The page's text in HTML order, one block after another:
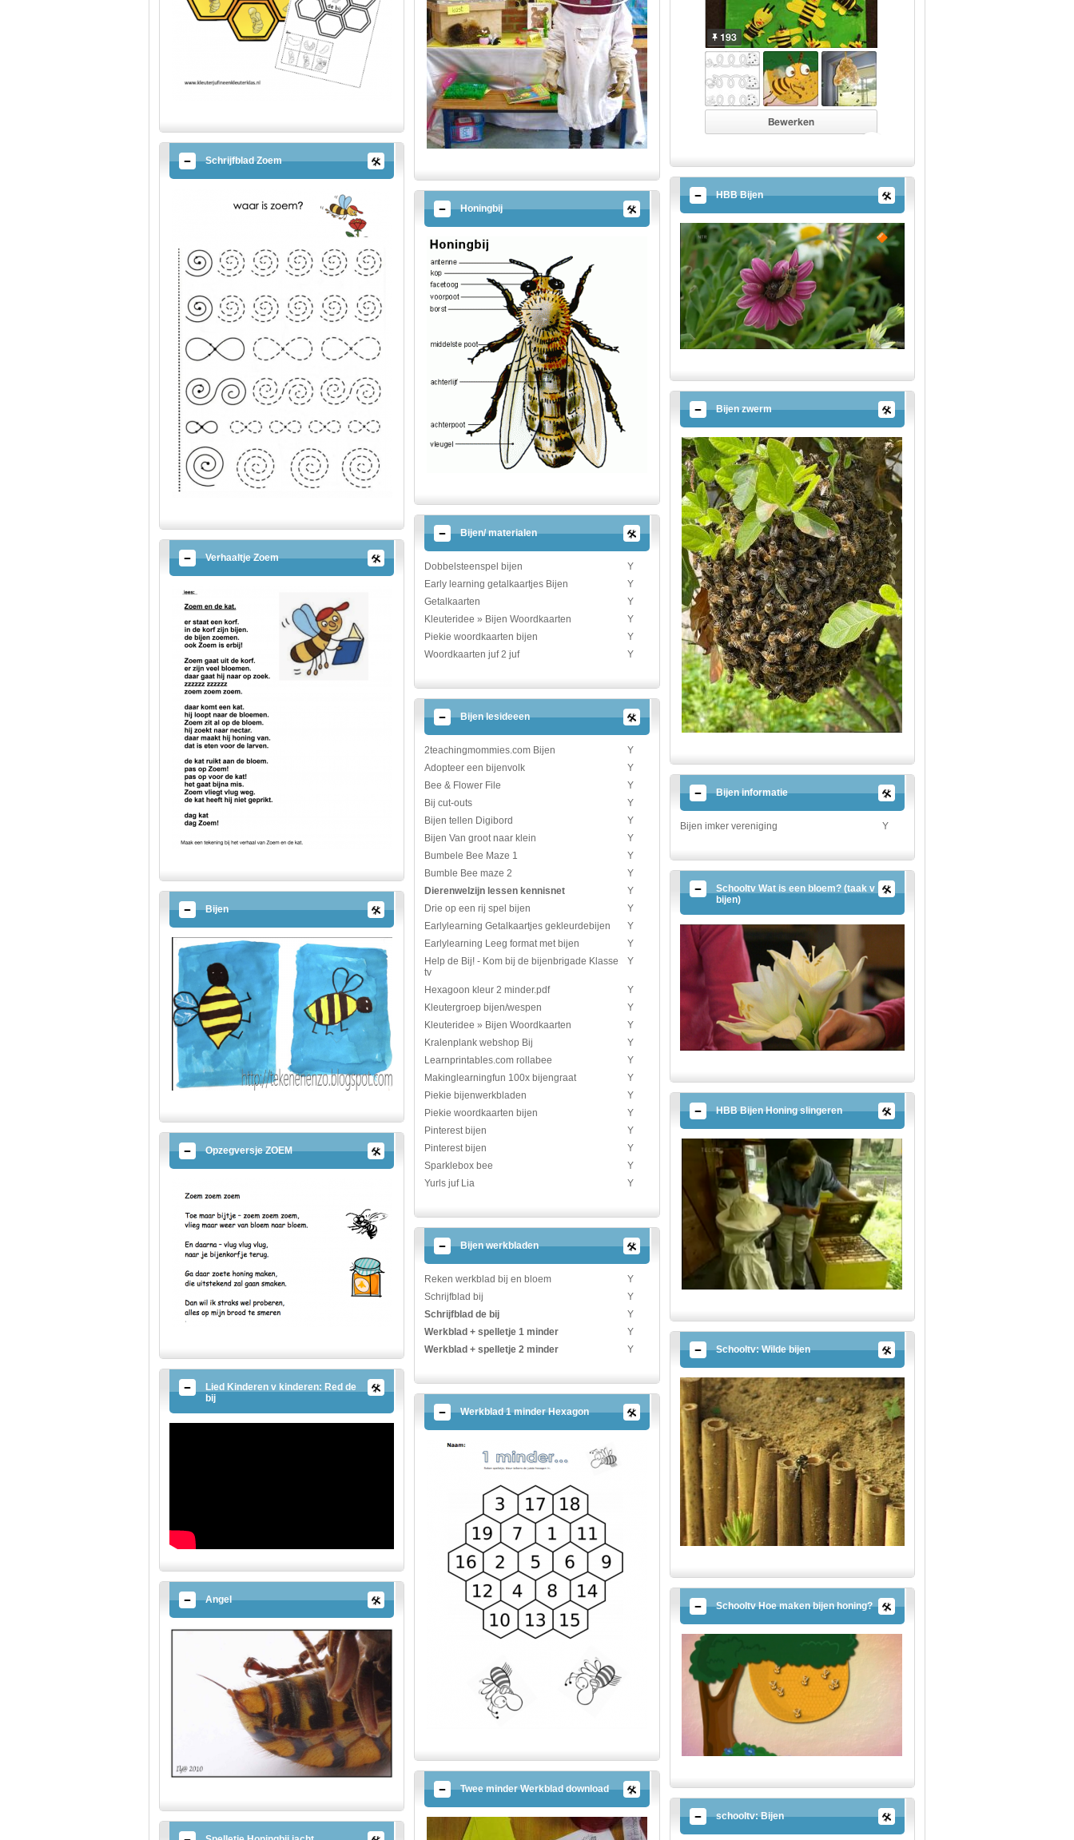
Schrijfblad Zoem
Verhaaltje Zoem
Bijen
Opzegversje ZOEM
Lied Kinderen v kinderen: Red de
bij
Angel
Honingbij
Bijen/ materialen
Dobbelsteenspel bijen
Y
Early learning getalkaartjes Bijen
Y
Getalkaarten
Y
Kleuteridee » Bijen Woordkaarten
Y
Piekie woordkaarten bijen
Y
Woordkaarten juf 2 juf
Y
Bijen lesideeen
2teachingmommies.com Bijen
Y
Adopteer een bijenvolk
Y
Bee & Flower File
Y
Bij cut-outs
Y
Bijen tellen Digibord
Y
Bijen Van groot naar klein
Y
Bumbele Bee Maze 1
Y
Bumble Bee maze 2
Y
Dierenwelzijn lessen kennisnet
Y
Drie op een rij spel bijen
Y
Earlylearning Getalkaartjes gekleurdebijen
Y
Earlylearning Leeg format met bijen
Y
Help de Bij! - Kom bij de bijenbrigade Klasse
tv
Y
Hexagoon kleur 2 minder.pdf
Y
Kleutergroep bijen/wespen
Y
Kleuteridee » Bijen Woordkaarten
Y
Kralenplank webshop Bij
Y
Learnprintables.com rollabee
Y
Makinglearningfun 100x bijengraat
Y
Piekie bijenwerkbladen
Y
Piekie woordkaarten bijen
Y
Pinterest bijen
Y
Pinterest bijen
Y
Sparklebox bee
Y
Yurls juf Lia
Y
Bijen werkbladen
Reken werkblad bij en bloem
Y
Schrijfblad bij
Y
Schrijfblad de bij
Y
Werkblad + spelletje 1 minder
Y
Werkblad + spelletje 2 minder
Y
Werkblad 1 minder Hexagon
Twee minder Werkblad download
HBB Bijen
Bijen zwerm
Bijen informatie
Bijen imker vereniging Y
Schooltv Wat is een bloem? (taak v
bijen)
HBB Bijen Honing slingeren
Schooltv: Wilde bijen
Schooltv Hoe maken bijen honing?
schooltv: Bijen